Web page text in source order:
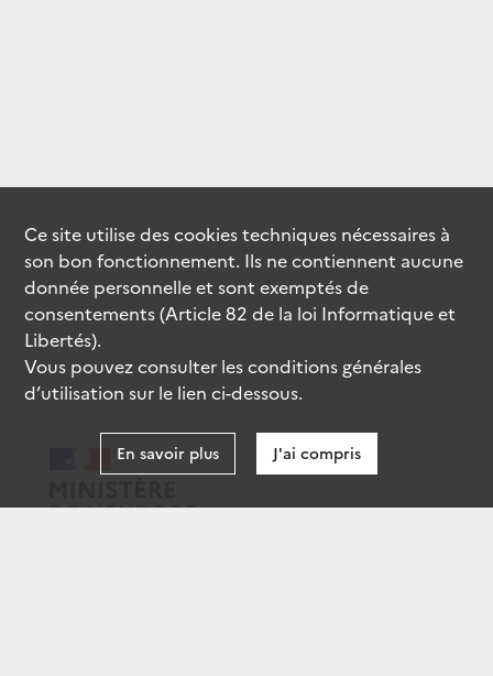
Ce site utilise descookiestechniques nécessaires à
son bon fonctionnement. Ils ne contiennent aucune
donnée personnelle et sont exemptés de
consentements (Article 82 de la loi Informatique et
Libertés).
Vous pouvez consulter les conditions générales
d’utilisation sur le lien ci-dessous.
En savoir plus J'ai compris